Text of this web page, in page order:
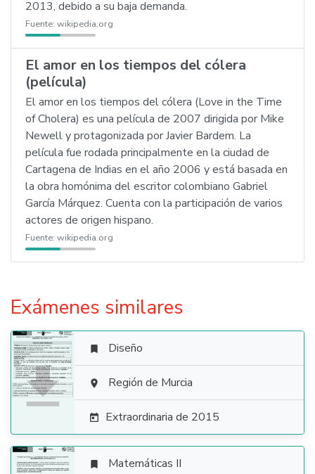
2013, debido a su baja demanda.
Fuente: wikipedia.org
El amor en los tiempos del cólera
(película)
El amor en los tiempos del cólera (Love in the Time
of Cholera) es una película de 2007 dirigida por Mike
Newell y protagonizada por Javier Bardem. La
película fue rodada principalmente en la ciudad de
Cartagena de Indias en el año 2006 y está basada en
la obra homónima del escritor colombiano Gabriel
García Márquez. Cuenta con la participación de varios
actores de origen hispano.
Fuente: wikipedia.org
Exámenes similares

 Diseño
 Región de Murcia
 Extraordinaria de 2015
 Matemáticas II